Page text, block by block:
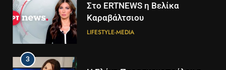
Στο ERTNEWS η Βελίκα
Καραβάλτσιου
LIFESTYLE-MEDIA
3